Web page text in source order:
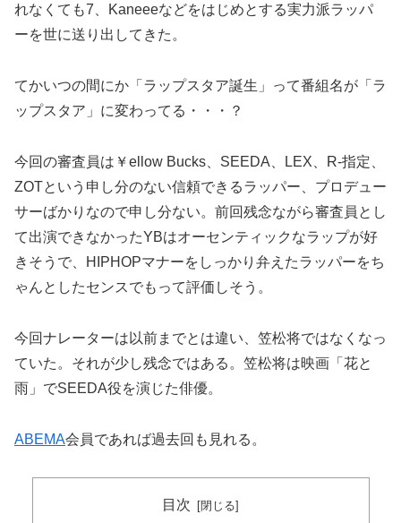
れなくても7、Kaneeeなどをはじめとする実力派ラッパ
ーを世に送り出してきた。
てかいつの間にか「ラップスタア誕生」って番組名が「ラ
ップスタア」に変わってる・・・？
今回の審査員は￥ellow Bucks、SEEDA、LEX、R-指定、
ZOTという申し分のない信頼できるラッパー、プロデュー
サーばかりなので申し分ない。前回残念ながら審査員とし
て出演できなかったYBはオーセンティックなラップが好
きそうで、HIPHOPマナーをしっかり弁えたラッパーをち
ゃんとしたセンスでもって評価しそう。
今回ナレーターは以前までとは違い、笠松将ではなくなっ
ていた。それが少し残念ではある。笠松将は映画「花と
雨」でSEEDA役を演じた俳優。
ABEMA会員であれば過去回も見れる。
目次